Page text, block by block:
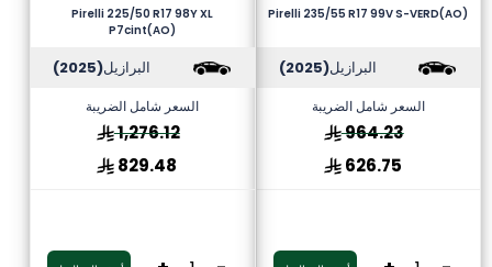
Pirelli 235/55 R17 99V S-VERD(AO)
البرازيل(2025)
السعر شامل الضريبة
964.23
626.75
Pirelli 225/50 R17 98Y XL
P7cint(AO)
البرازيل(2025)
السعر شامل الضريبة
1,276.12
829.48